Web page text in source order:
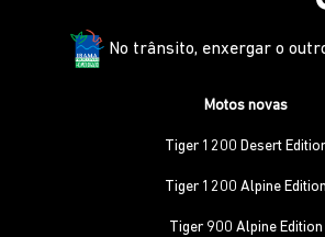
No trânsito, enxergar o
Motos novas
Tiger 1200 Desert
Tiger 1200 Alpine Edition
Tiger 900 Alpine Edition